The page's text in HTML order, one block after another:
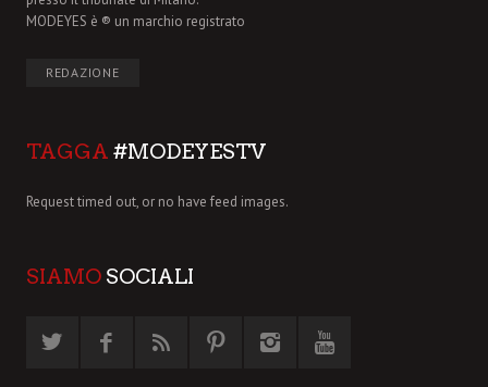
MODEYES è ® un marchio registrato
REDAZIONE
TAGGA #MODEYESTV
Request timed out, or no have feed images.
SIAMO SOCIALI